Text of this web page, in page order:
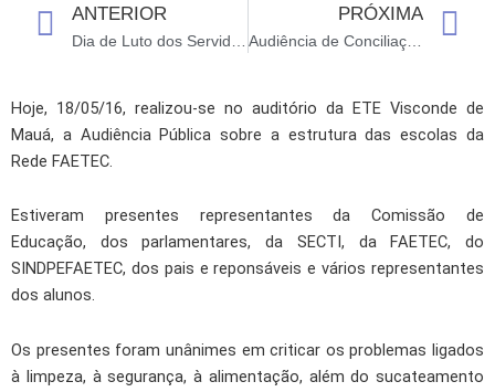
Prev
ANTERIOR PRÓXIMA
Audiência de Conciliação da FAETEC
Hoje, 18/05/16, realizou-se no auditório da ETE Visconde de
Mauá, a Audiência Pública sobre a estrutura das escolas da
Rede FAETEC.
Estiveram presentes representantes da Comissão de
Educação, dos parlamentares, da SECTI, da FAETEC, do
SINDPEFAETEC, dos pais e reponsáveis e vários representantes
dos alunos.
Os presentes foram unânimes em criticar os problemas ligados
à limpeza, à segurança, à alimentação, além do sucateamento